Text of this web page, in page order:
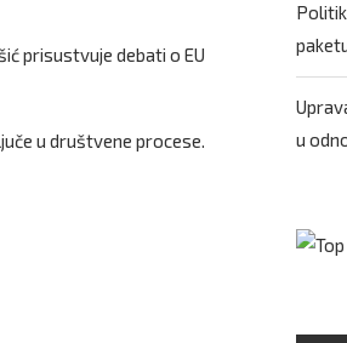
prisustvuje debati o EU
u društvene procese.
u